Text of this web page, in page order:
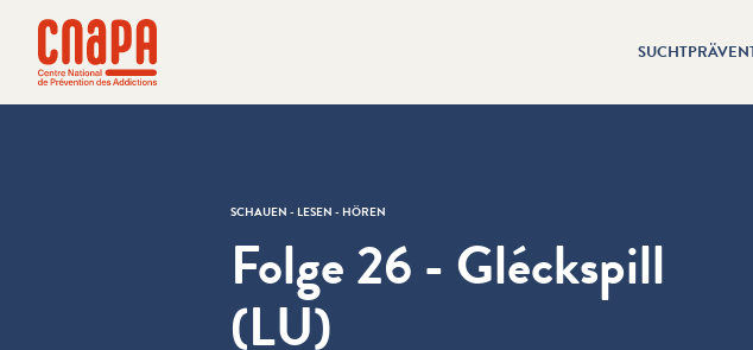
Direkt zum Inhalt springen
cnapa
SCHAUEN - LESEN - HÖREN
Folge 26 - Gléckspill
(LU)
Cookie-Einstellungen